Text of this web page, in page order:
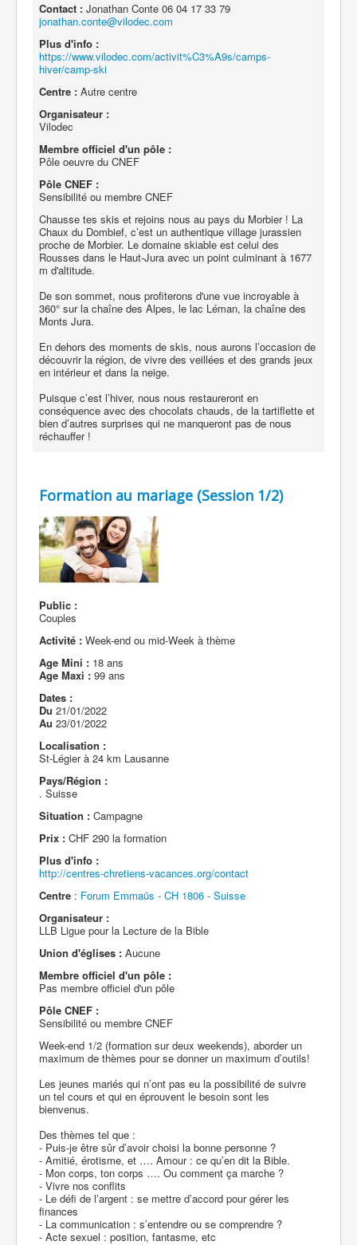
Contact : Jonathan Conte 06 04 17 33 79
jonathan.conte@vilodec.com
Plus d'info :
https://www.vilodec.com/activit%C3%A9s/camps-
hiver/camp-ski
Centre : Autre centre
Organisateur :
Vilodec
Membre officiel d'un pôle :
Pôle oeuvre du CNEF
Pôle CNEF :
Sensibilité ou membre CNEF
Chausse tes skis et rejoins nous au pays du Morbier ! La
Chaux du Dombief, c’est un authentique village jurassien
proche de Morbier. Le domaine skiable est celui des
Rousses dans le Haut-Jura avec un point culminant à 1677
m d'altitude.
De son sommet, nous profiterons d'une vue incroyable à
360° sur la chaîne des Alpes, le lac Léman, la chaîne des
Monts Jura.
En dehors des moments de skis, nous aurons l’occasion de
découvrir la région, de vivre des veillées et des grands jeux
en intérieur et dans la neige.
Puisque c’est l’hiver, nous nous restaureront en
conséquence avec des chocolats chauds, de la tartiflette et
bien d’autres surprises qui ne manqueront pas de nous
réchauffer !
Formation au mariage (Session 1/2)
Public :
Couples
Activité : Week-end ou mid-Week à thème
Age Mini : 18 ans
Age Maxi : 99 ans
Dates :
Du 21/01/2022
Au 23/01/2022
Localisation :
St-Légier à 24 km Lausanne
Pays/Région :
. Suisse
Situation : Campagne
Prix : CHF 290 la formation
Plus d'info :
http://centres-chretiens-vacances.org/contact
Centre : Forum Emmaüs - CH 1806 - Suisse
Organisateur :
LLB Ligue pour la Lecture de la Bible
Union d'églises : Aucune
Membre officiel d'un pôle :
Pas membre officiel d'un pôle
Pôle CNEF :
Sensibilité ou membre CNEF
Week-end 1/2 (formation sur deux weekends), aborder un
maximum de thèmes pour se donner un maximum d’outils!
Les jeunes mariés qui n’ont pas eu la possibilité de suivre
un tel cours et qui en éprouvent le besoin sont les
bienvenus.
Des thèmes tel que :
- Puis-je être sûr d’avoir choisi la bonne personne ?
- Amitié, érotisme, et …. Amour : ce qu’en dit la Bible.
- Mon corps, ton corps …. Ou comment ça marche ?
- Vivre nos conflits
- Le défi de l’argent : se mettre d’accord pour gérer les
finances
- La communication : s’entendre ou se comprendre ?
- Acte sexuel : position, fantasme, etc